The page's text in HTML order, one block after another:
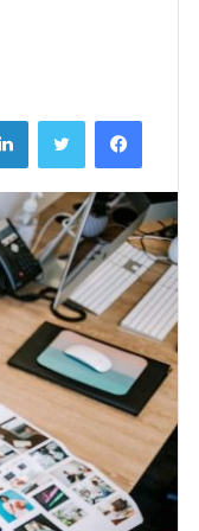
فيسبوك تويتر